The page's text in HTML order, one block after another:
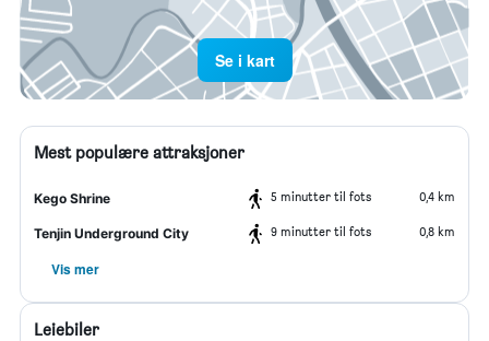
Se i kart
Mest populære attraksjoner
Kego Shrine 5 minutter til fots 0,4 km
Tenjin Underground City 9 minutter til fots 0,8 km
Vis mer
Leiebiler